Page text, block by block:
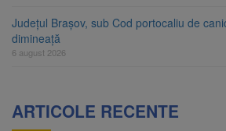
Județul Brașov, sub Cod portocaliu de
dimineață
6 august 2026
ARTICOLE RECENTE